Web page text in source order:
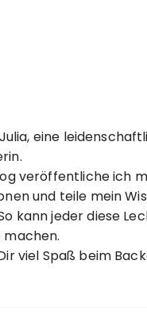
eine
veröffentliche ich
und teile mein
kann jeder diese
machen.
viel Spaß beim